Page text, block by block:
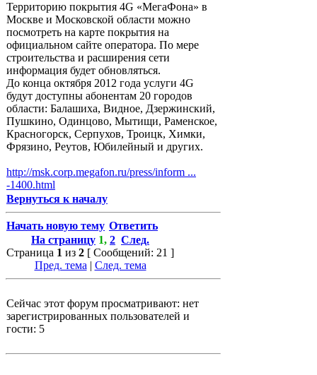
Территорию покрытия 4G «МегаФона» в
Москве и Московской области можно
посмотреть на карте покрытия на
официальном сайте оператора. По мере
строительства и расширения сети
информация будет обновляться.
До конца октября 2012 года услуги 4G
будут доступны абонентам 20 городов
области: Балашиха, Видное, Дзержинский,
Пушкино, Одинцово, Мытищи, Раменское,
Красногорск, Серпухов, Троицк, Химки,
Фрязино, Реутов, Юбилейный и других.
http://msk.corp.megafon.ru/press/inform ...
-1400.html
Вернуться к началу
Начать новую тему Ответить
На страницу 1, 2 След.
Страница 1 из 2 [ Сообщений: 21 ]
Пред. тема | След. тема
Сейчас этот форум просматривают: нет
зарегистрированных пользователей и
гости: 5